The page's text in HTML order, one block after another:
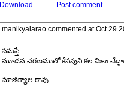
Download Post comment
manikyalaraocommented atOct 29
నమస్తే
మూడవ చరణములో కేసవుని కల నిజం
మాణిక్యాల రావు